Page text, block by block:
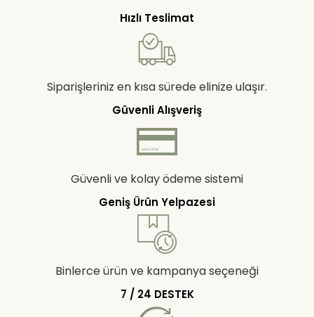
Hızlı Teslimat
Siparişleriniz en kısa sürede elinize ulaşır.
Güvenli Alışveriş
Güvenli ve kolay ödeme sistemi
Geniş Ürün Yelpazesi
Binlerce ürün ve kampanya seçeneği
7 / 24 DESTEK